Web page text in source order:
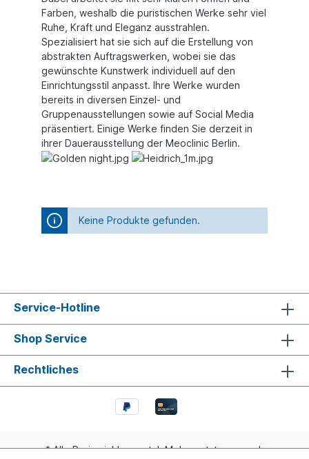
Farben, weshalb die puristischen Werke sehr viel
Ruhe, Kraft und Eleganz ausstrahlen.
Spezialisiert hat sie sich auf die Erstellung von
abstrakten Auftragswerken, wobei sie das
gewünschte Kunstwerk individuell auf den
Einrichtungsstil anpasst. Ihre Werke wurden
bereits in diversen Einzel- und
Gruppenausstellungen sowie auf Social Media
präsentiert. Einige Werke finden Sie derzeit in
ihrer Dauerausstellung der Meoclinic Berlin.
Keine Produkte gefunden.
Service-Hotline
Shop Service
Rechtliches
* Alle Preise inkl. gesetzl. Mehrwertsteuer zzgl.